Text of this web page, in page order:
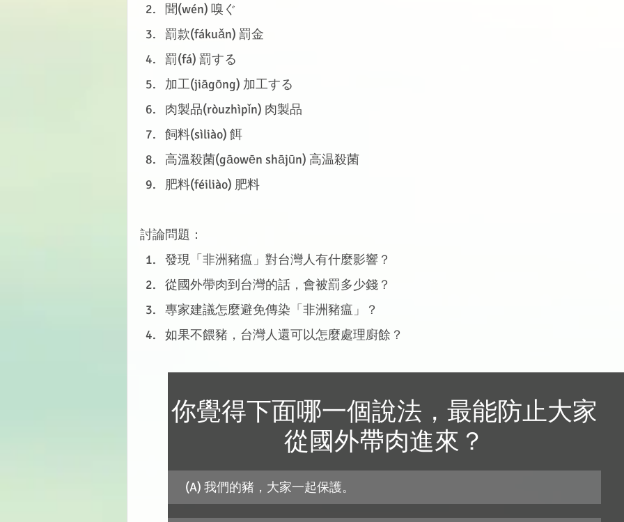
聞(wén) 嗅ぐ
罰款(fákuǎn) 罰金
罰(fá) 罰する
加工(jiāgōng) 加工する
肉製品(ròuzhìpǐn) 肉製品
飼料(sìliào) 餌
高溫殺菌(gāowēn shājūn) 高温殺菌
肥料(féiliào) 肥料
討論問題：
發現「非洲豬瘟」對台灣人有什麼影響？
從國外帶肉到台灣的話，會被罰多少錢？
專家建議怎麼避免傳染「非洲豬瘟」？
如果不餵豬，台灣人還可以怎麼處理廚餘？
你覺得下面哪一個說法，最能防止大家
從國外帶肉進來？
(A) 我們的豬，大家一起保護。